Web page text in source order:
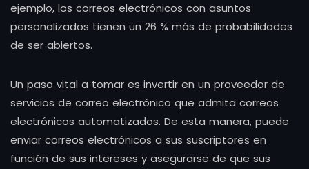
ejemplo, los correos electrónicos con asuntos
personalizados tienen un 26 % más de probabilidades
de ser abiertos.
Un paso vital a tomar es invertir en un proveedor de
servicios de correo electrónico que admita correos
electrónicos automatizados. De esta manera, puede
enviar correos electrónicos a sus suscriptores en
función de sus intereses y asegurarse de que sus